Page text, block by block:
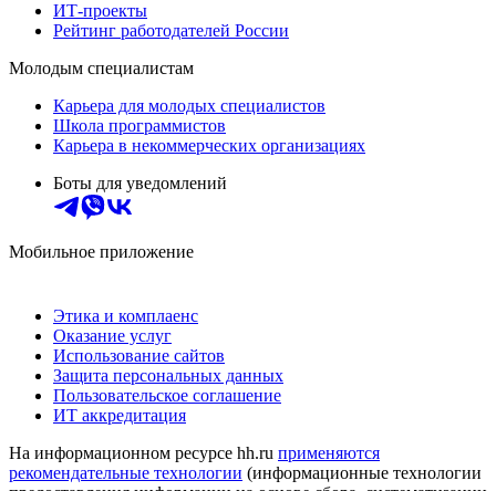
ИТ-проекты
Рейтинг работодателей России
Молодым специалистам
Карьера для молодых специалистов
Школа программистов
Карьера в некоммерческих организациях
Боты для уведомлений
Мобильное приложение
Этика и комплаенс
Оказание услуг
Использование сайтов
Защита персональных данных
Пользовательское соглашение
ИТ аккредитация
На информационном ресурсе hh.ru применяются
рекомендательные технологии (информационные технологии